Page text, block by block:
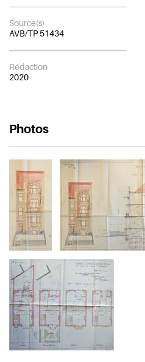
Source(s)
AVB/TP 51434
Rédaction
2020
Photos